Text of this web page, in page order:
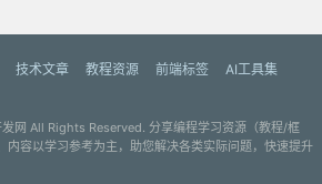
技术文章 教程资源 前端标签
AI工具集